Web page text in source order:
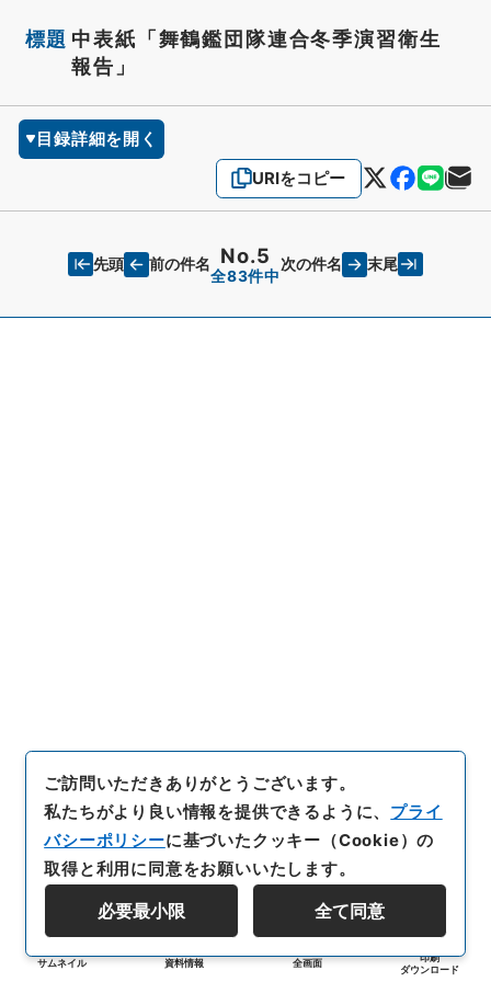
標題 中表紙「舞鶴鑑団隊連合冬季演習衛生
報告」
目録詳細を開く
URIをコピー
先頭 前の件名 No.5
全83件中
次の件名 末尾
サムネイル 資料情報 全画面
印刷
ダウンロード
ご訪問いただきありがとうございます。
私たちがより良い情報を提供できるように、 プライ
バシーポリシーに基づいたクッキー（Cookie）の
取得と利用に同意をお願いいたします。
必要最小限 全て同意